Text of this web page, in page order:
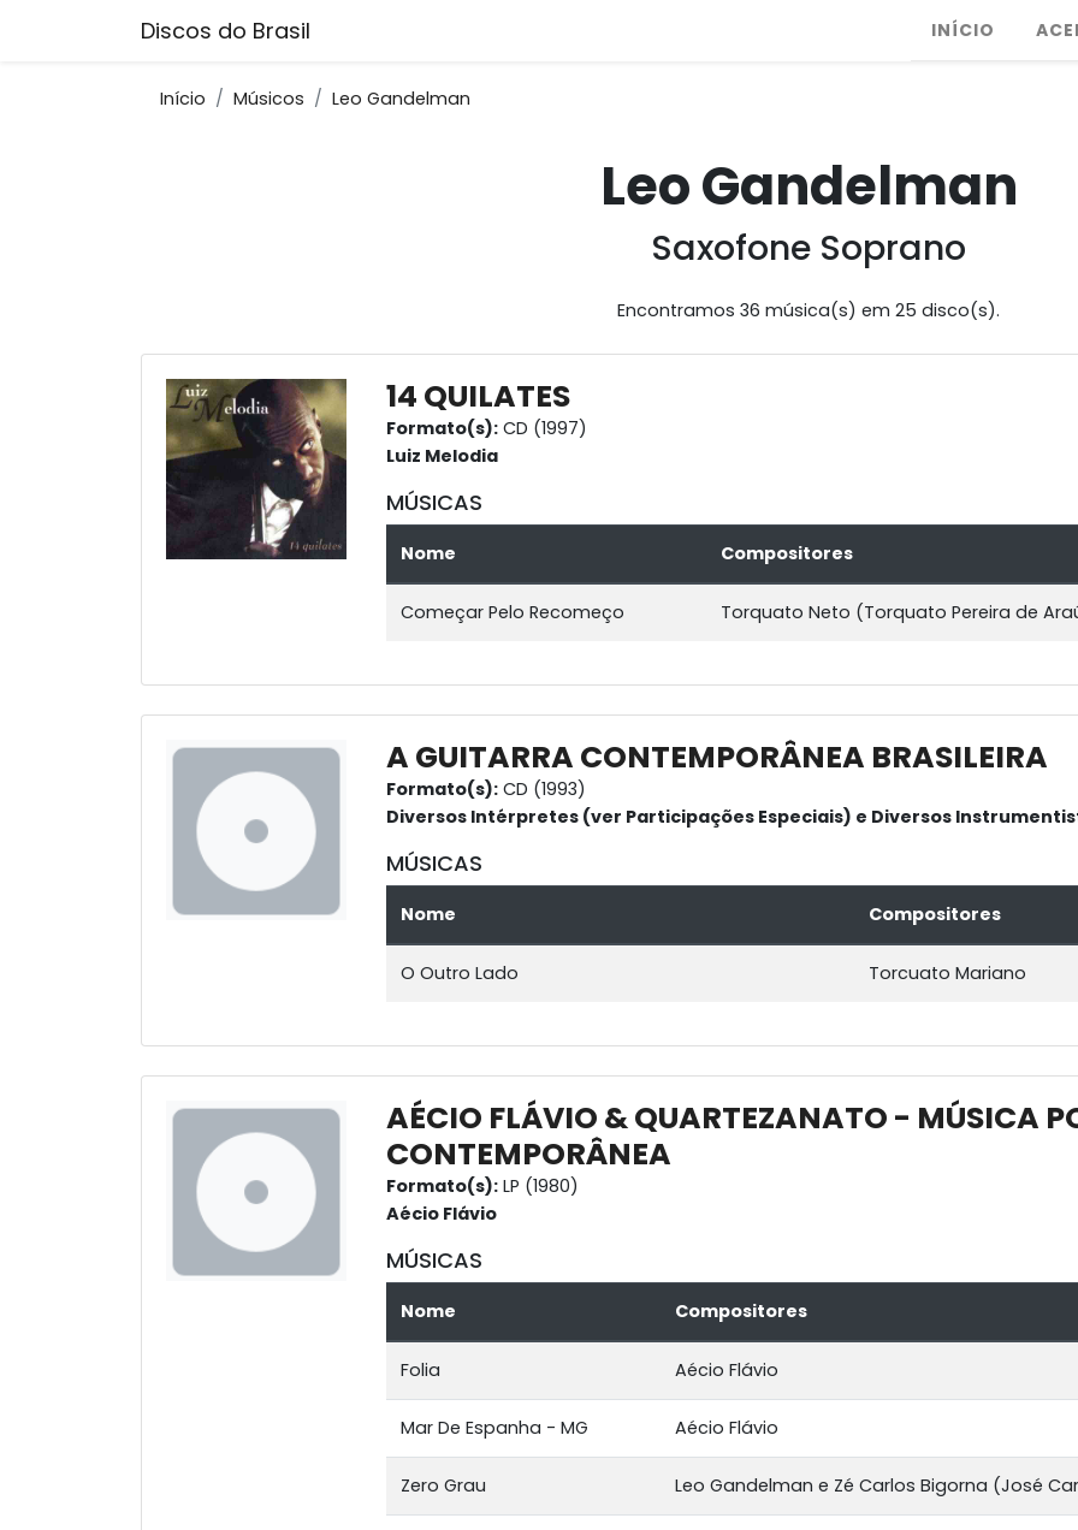
Discos do Brasil INÍCIO
Início Músicos Leo Gandelman
Leo Gandelman
Saxofone Soprano
Encontramos 36 música(s) em 25 disco(s).
14 QUILATES
Formato(s): CD (1997)
Luiz Melodia
MÚSICAS
Nome Compositores
Começar Pelo Recomeço Torquato Neto (Torquato Pereira de
A GUITARRA CONTEMPORÂNEA BRASILEIRA
Formato(s): CD (1993)
Diversos Intérpretes (ver Participações Especiais) e Diversos
MÚSICAS
Nome Compositores
O Outro Lado Torcuato Mariano
AÉCIO FLÁVIO & QUARTEZANATO - MÚSICA
CONTEMPORÂNEA
Formato(s): LP (1980)
Aécio Flávio
MÚSICAS
Nome Compositores
Folia Aécio Flávio
Mar De Espanha - MG Aécio Flávio
Zero Grau Leo Gandelman e Zé Carlos Bigorna (José